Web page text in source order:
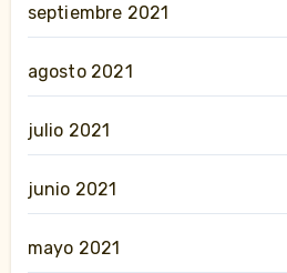
septiembre 2021
agosto 2021
julio 2021
junio 2021
mayo 2021